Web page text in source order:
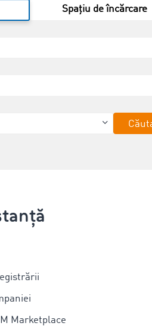
Spațiu de încărcare
Marketplace